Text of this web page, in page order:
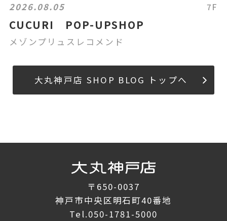
2026.08.05 7F
CUCURI POP-UPSHOP
メゾンプリュスレコメンド
大丸神戸店 SHOP BLOG トップへ
〒650-0037
神戸市中央区明石町40番地
Tel.050-1781-5000